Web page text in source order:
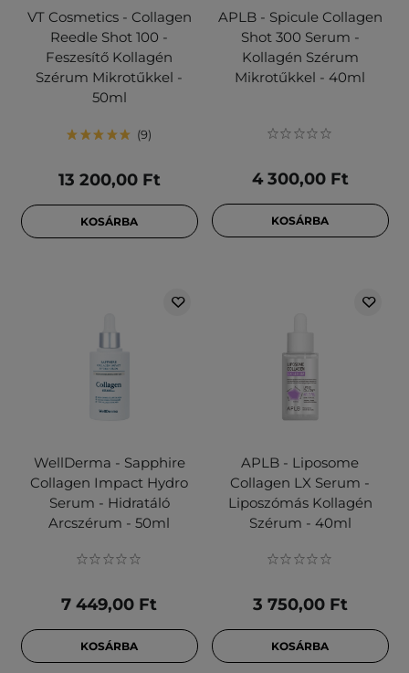
VT Cosmetics - Collagen
Reedle Shot 100 -
Feszesítő Kollagén
Szérum Mikrotűkkel -
50ml
9
13 200,00 Ft
KOSÁRBA
APLB - Spicule Collagen
Shot 300 Serum -
Kollagén Szérum
Mikrotűkkel - 40ml
4 300,00 Ft
KOSÁRBA
WellDerma - Sapphire
Collagen Impact Hydro
Serum - Hidratáló
Arcszérum - 50ml
7 449,00 Ft
KOSÁRBA
APLB - Liposome
Collagen LX Serum -
Liposzómás Kollagén
Szérum - 40ml
3 750,00 Ft
KOSÁRBA